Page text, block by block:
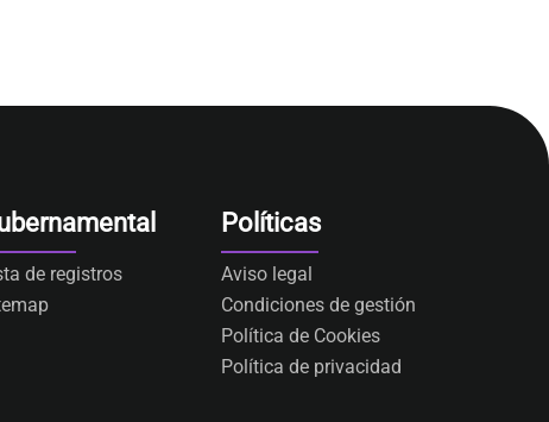
de registros
Políticas
Aviso legal
Condiciones de gestión
Política de Cookies
Política de privacidad